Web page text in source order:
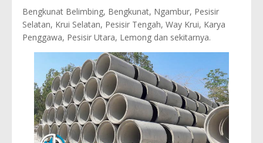
Bengkunat Belimbing, Bengkunat, Ngambur, Pesisir
Selatan, Krui Selatan, Pesisir Tengah, Way Krui, Karya
Penggawa, Pesisir Utara, Lemong dan sekitarnya.